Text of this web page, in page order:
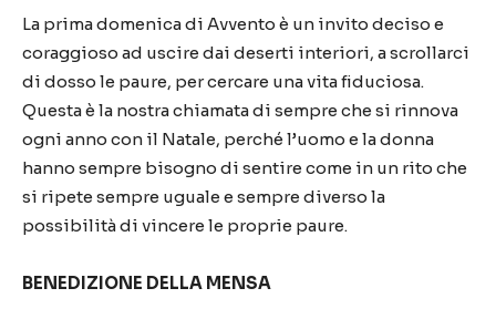
La prima domenica di Avvento è un invito deciso e
coraggioso ad uscire dai deserti interiori, a scrollarci
di dosso le paure, per cercare una vita fiduciosa.
Questa è la nostra chiamata di sempre che si rinnova
ogni anno con il Natale, perché l’uomo e la donna
hanno sempre bisogno di sentire come in un rito che
si ripete sempre uguale e sempre diverso la
possibilità di vincere le proprie paure.
BENEDIZIONE DELLA MENSA